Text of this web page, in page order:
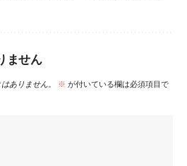
ません
ありません。 ※ が付いている欄は必須項目で